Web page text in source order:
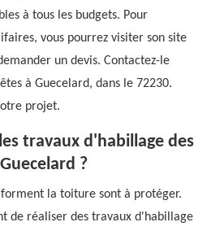
à tous les budgets. Pour
vous pourrez visiter son site
un devis. Contactez-le
à Guecelard, dans le 72230.
projet.
travaux d'habillage des
?
la toiture sont à protéger.
de réaliser des travaux d'habillage